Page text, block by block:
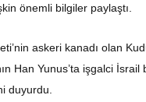
önemli bilgiler paylaştı.
askeri kanadı olan
Han Yunus’ta işgalci
duyurdu.